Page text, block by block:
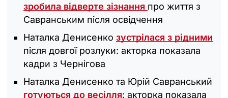
зробила відверте зізнання про життя з
Савранським після освідчення
Наталка Денисенко зустрілася з рідними
після довгої розлуки: акторка показала
кадри з Чернігова
Наталка Денисенко та Юрій Савранський
готуються до весілля: акторка показала